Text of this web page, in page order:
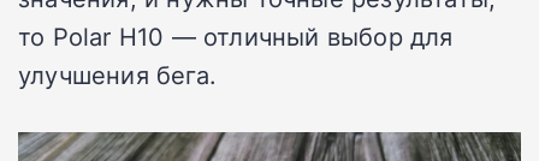
то Polar H10 — отличный выбор для
улучшения бега.